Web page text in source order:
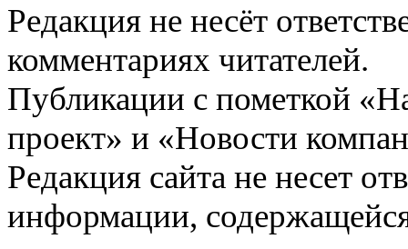
Редакция не несёт
комментариях читателей.
Публикации с пометкой
проект» и «Новости
Редакция сайта не несет
информации,